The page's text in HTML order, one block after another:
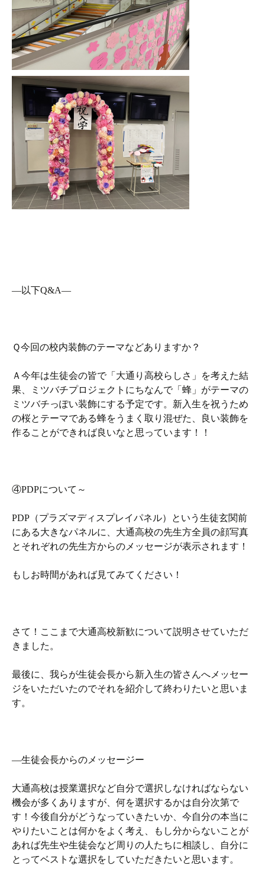
―以下Q&A―
Ｑ今回の校内装飾のテーマなどありますか？
Ａ今年は生徒会の皆で「大通り高校らしさ」を考えた結
果、ミツバチプロジェクトにちなんで「蜂」がテーマの
ミツバチっぽい装飾にする予定です。新入生を祝うため
の桜とテーマである蜂をうまく取り混ぜた、良い装飾を
作ることができれば良いなと思っています！！
④PDPについて～
PDP（プラズマディスプレイパネル）という生徒玄関前
にある大きなパネルに、大通高校の先生方全員の顔写真
とそれぞれの先生方からのメッセージが表示されます！
もしお時間があれば見てみてください！
さて！ここまで大通高校新歓について説明させていただ
きました。
最後に、我らが生徒会長から新入生の皆さんへメッセー
ジをいただいたのでそれを紹介して終わりたいと思いま
す。
―生徒会長からのメッセージー
大通高校は授業選択など自分で選択しなければならない
機会が多くありますが、何を選択するかは自分次第で
す！今後自分がどうなっていきたいか、今自分の本当に
やりたいことは何かをよく考え、もし分からないことが
あれば先生や生徒会など周りの人たちに相談し、自分に
とってベストな選択をしていただきたいと思います。